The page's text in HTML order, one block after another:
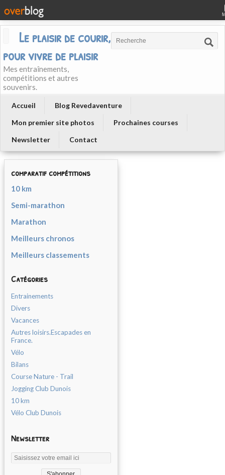
Le plaisir de courir, courir
pour vivre de plaisir
Mes entraînements,
compétitions et autres
souvenirs.
Accueil
Blog Revedaventure
Mon premier site photos
Prochaines courses
Newsletter
Contact
comparatif compétitions
10 km
Semi-marathon
Marathon
Meilleurs chronos
Meilleurs classements
Catégories
Entrainements
Divers
Vacances
Autres loisirs.Escapades en
France.
Vélo
Bilans
Course Nature - Trail
Jogging Club Dunois
10 km
Vélo Club Dunois
Newsletter